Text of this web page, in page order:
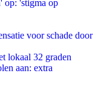
op: 'stigma op
voor schade door
lokaal 32 graden
aan: extra